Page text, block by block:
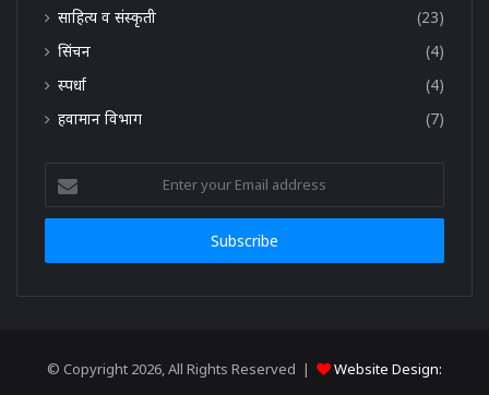
साहित्य व संस्कृती
(23)
सिंचन
(4)
स्पर्धा
(4)
हवामान विभाग
(7)
your
Email
© Copyright 2026, All Rights Reserved |
Website Design: